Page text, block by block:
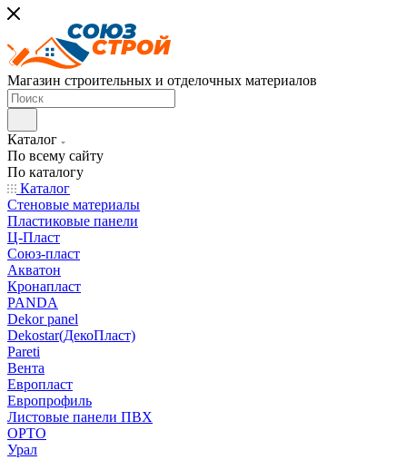
Магазин строительных и отделочных материалов
Каталог
По всему сайту
По каталогу
Каталог
Стеновые материалы
Пластиковые панели
Ц-Пласт
Союз-пласт
Акватон
Кронапласт
PANDA
Dekor panel
Dekostar(ДекоПласт)
Pareti
Вента
Европласт
Европрофиль
Листовые панели ПВХ
ОРТО
Урал